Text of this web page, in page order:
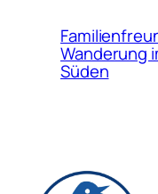
Wanderung
Süden